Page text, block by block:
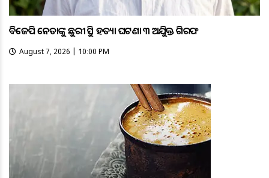
ବିଜେପି ନେତାଙ୍କୁ ଛୁରୀ ଭୁସି ହତ୍ୟା ଘଟଣା ୩ ଅଭିଯୁକ୍ତ ଗିରଫ
August 7, 2026 | 10:00 PM